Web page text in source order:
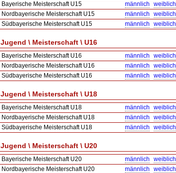
Bayerische Meisterschaft U15 männlich
weiblich
Nordbayerische Meisterschaft U15
männlich
weiblich
Südbayerische Meisterschaft U15
männlich weiblich
Jugend \ Meisterschaft \ U16
Bayerische Meisterschaft U16 männlich
weiblich
Nordbayerische Meisterschaft U16
männlich
weiblich
Südbayerische Meisterschaft U16
männlich weiblich
Jugend \ Meisterschaft \ U18
Bayerische Meisterschaft U18 männlich
weiblich
Nordbayerische Meisterschaft U18
männlich
weiblich
Südbayerische Meisterschaft U18
männlich weiblich
Jugend \ Meisterschaft \ U20
Bayerische Meisterschaft U20 männlich
weiblich
Nordbayerische Meisterschaft U20
männlich weiblich